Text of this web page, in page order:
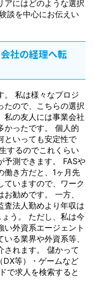
アにはどのような選択
談を中心にお伝えい
社の経理へ転
。 私は様々なプロジ
たので、こちらの選択
私の友人には事業会社
かったです。 個人的
といっても安定性で
するのでこれくらい
予測できます。 FASや
働き方だと、1ヶ月先
ていますので、ワーク
勧めです。 一方、
査法人勤めより年収は
う。 ただし、私は今
外資系エージェント
る業界や外資系等、
されます。 儲かって
DX等）・ゲームなど
で求人を検索すると